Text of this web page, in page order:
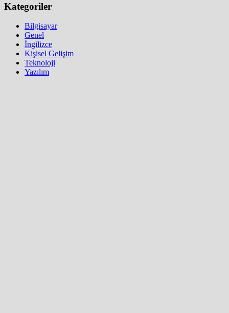
Kategoriler
Bilgisayar
Genel
İngilizce
Kişisel Gelişim
Teknoloji
Yazılım